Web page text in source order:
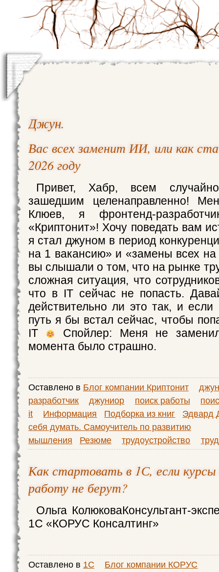
Джун.
Вас всех заменит ИИ, или как
2026 году
Привет, Хабр, всем
зашедшим целенаправленно!
Клюев, я фронтенд-
«Криптонит»! Хочу поведать вам
я стал джуном в период
на 1 вакансию» и «замены всех
вы слышали о том, что на рынке
сложная ситуация, что
что в IT сейчас не попасть.
действительно ли это так, и если
путь я бы встал сейчас, чтобы
IT
Спойлер: Меня не
момента было страшно.
Оставлено в Блог компании Криптонит
разработчик
джуниор поиск работы
it
Информация Подборка из книг
Эдвард
себя думать. Самоучитель по развитию
мышления
Резюме трудоустройство
Как стартовать в 1С, если
работу не берут?
Ольга КолюковаКонсультант-
1C «КОРУС Консалтинг»
Оставлено в 1С
Блог компании КОРУС